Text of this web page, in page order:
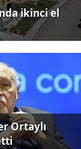
ikinci el
Ortaylı